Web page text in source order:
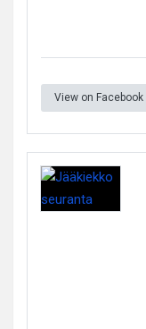
View on Facebook